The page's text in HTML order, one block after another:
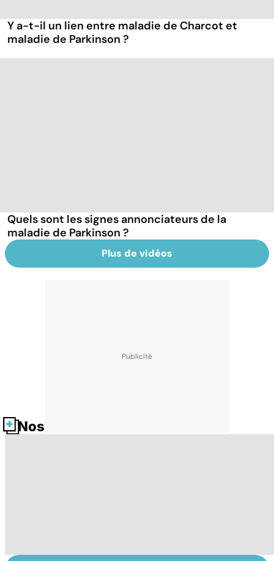
Y a-t-il un lien entre maladie de Charcot et
maladie de Parkinson ?
Quels sont les signes annonciateurs de la
maladie de Parkinson ?
Plus de vidéos
Nos fiches santé